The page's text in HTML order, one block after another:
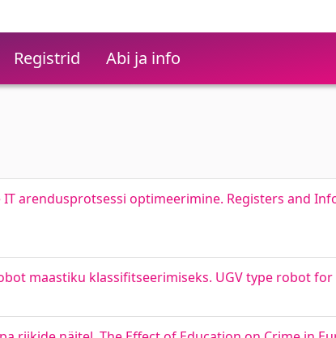
Registrid Abi ja info
arendusprotsessi optimeerimine. Registers and
maastiku klassifitseerimiseks. UGV type robot